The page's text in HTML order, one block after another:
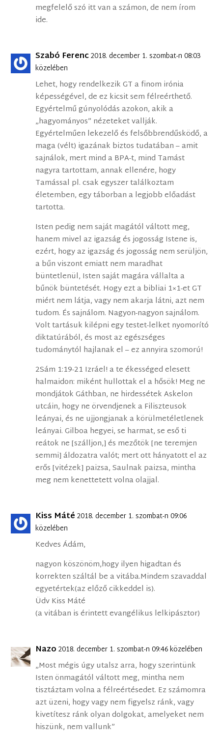
megfelelő szó itt van a számon, de nem írom
ide.
Szabó Ferenc2018. december 1. szombat-n 08:03
közelében
Lehet, hogy rendelkezik GT a finom irónia
képességével, de ez kicsit sem félreérthető.
Egyértelmű gúnyolódás azokon, akik a
„hagyományos” nézeteket vallják.
Egyértelműen lekezelő és felsőbbrendűsködő, a
maga (vélt) igazának biztos tudatában – amit
sajnálok, mert mind a BPA-t, mind Tamást
nagyra tartottam, annak ellenére, hogy
Tamással pl. csak egyszer találkoztam
életemben, egy táborban a legjobb előadást
tartotta.
Isten pedig nem saját magától váltott meg,
hanem mivel az igazság és jogosság Istene is,
ezért, hogy az igazság és jogosság nem serüljön,
a bűn viszont emiatt nem maradhat
büntetlenül, Isten saját magára vállalta a
bűnök büntetését. Hogy ezt a bibliai 1×1-et GT
miért nem látja, vagy nem akarja látni, azt nem
tudom. És sajnálom. Nagyon-nagyon sajnálom.
Volt tartásuk kilépni egy testet-lelket nyomorító
diktatúrából, és most az egészséges
tudománytól hajlanak el – ez annyira szomorú!
2Sám 1:19-21 Izráel! a te ékességed elesett
halmaidon: miként hullottak el a hősök! Meg ne
mondjátok Gáthban, ne hirdessétek Askelon
utcáin, hogy ne örvendjenek a Filiszteusok
leányai, és ne ujjongjanak a körülmetéletlenek
leányai. Gilboa hegyei, se harmat, se eső ti
reátok ne [szálljon,] és mezőtök [ne teremjen
semmi] áldozatra valót; mert ott hányatott el az
erős [vitézek] paizsa, Saulnak paizsa, mintha
meg nem kenettetett volna olajjal.
Kiss Máté 2018. december 1. szombat-n 09:06
közelében
Kedves Ádám,
nagyon köszönöm,hogy ilyen higadtan és
korrekten száltál be a vitába.Mindem szavaddal
egyetértek(az előző cikkeddel is).
Üdv Kiss Máté
(a vitában is érintett evangélikus lelkipásztor)
Nazo 2018. december 1. szombat-n 09:46 közelében
„Most mégis úgy utalsz arra, hogy szerintünk
Isten önmagától váltott meg, mintha nem
tisztáztam volna a félreértésedet. Ez számomra
azt üzeni, hogy vagy nem figyelsz ránk, vagy
kivetítesz ránk olyan dolgokat, amelyeket nem
hiszünk, nem vallunk”